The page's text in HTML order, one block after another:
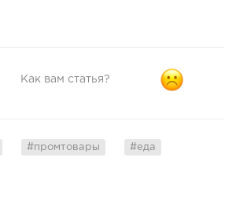
Как вам статья?
#промтовары #еда